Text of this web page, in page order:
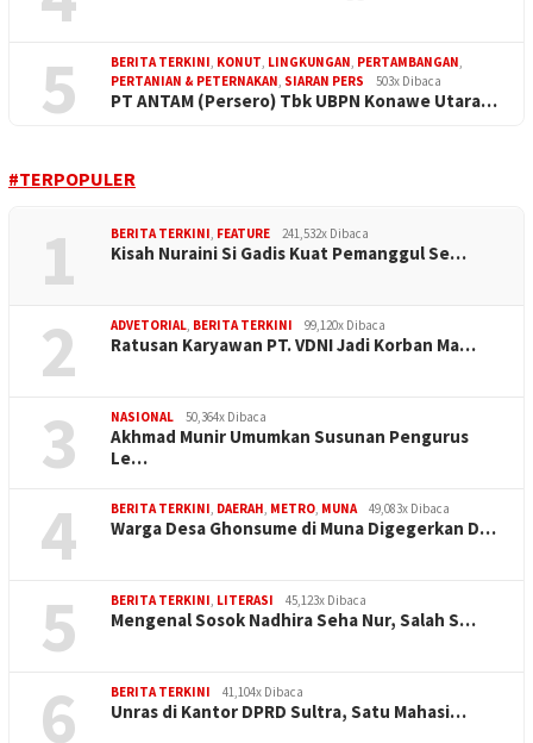
5 BERITA TERKINI, KONUT, LINGKUNGAN, PERTAMBANGAN,
PERTANIAN & PETERNAKAN, SIARAN PERS 503x Dibaca
PT ANTAM (Persero) Tbk UBPN Konawe Utara…
#TERPOPULER
1 BERITA TERKINI, FEATURE 241,532x Dibaca
Kisah Nuraini Si Gadis Kuat Pemanggul Se…
2 ADVETORIAL, BERITA TERKINI 99,120x Dibaca
Ratusan Karyawan PT. VDNI Jadi Korban Ma…
3 NASIONAL 50,364x Dibaca
Akhmad Munir Umumkan Susunan Pengurus
Le…
4 BERITA TERKINI, DAERAH, METRO, MUNA 49,083x Dibaca
Warga Desa Ghonsume di Muna Digegerkan D…
5 BERITA TERKINI, LITERASI 45,123x Dibaca
Mengenal Sosok Nadhira Seha Nur, Salah S…
6 BERITA TERKINI 41,104x Dibaca
Unras di Kantor DPRD Sultra, Satu Mahasi…